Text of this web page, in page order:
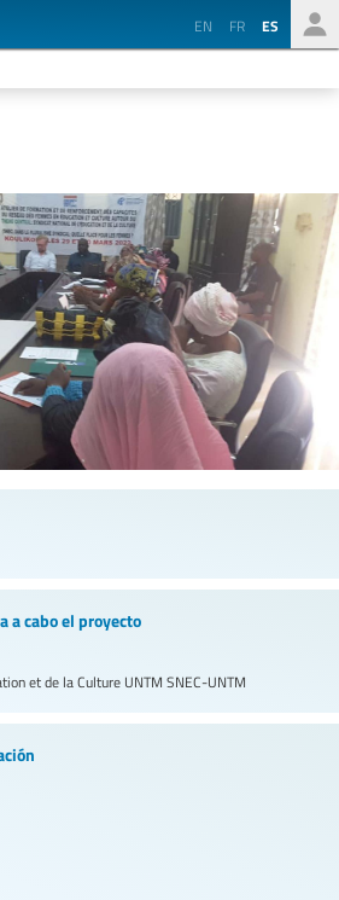
EN FR ES
a cabo el proyecto
et de la Culture UNTM SNEC-UNTM